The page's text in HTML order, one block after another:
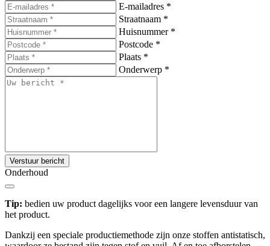
E-mailadres *
Straatnaam *
Huisnummer *
Postcode *
Plaats *
Onderwerp *
Verstuur bericht
Onderhoud
Tip: bedien uw product dagelijks voor een langere levensduur van
het product.
Dankzij een speciale productiemethode zijn onze stoffen antistatisch,